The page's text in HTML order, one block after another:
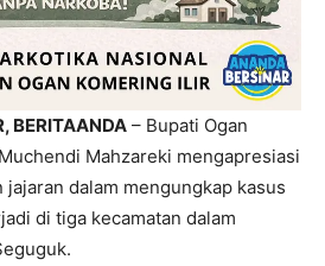
BERITAANDA – Bupati Ogan
Mahzareki mengapresiasi
jajaran dalam mengungkap kasus
di tiga kecamatan dalam